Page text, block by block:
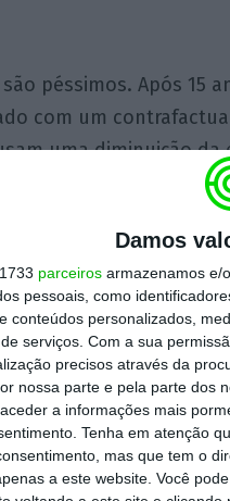
Damos
parceiros armazenamos e/
pessoais, como
conteúdos personalizados,
serviços. Com a sua
precisos através da
nossa parte e pela parte dos
a informações mais
Tenha em atenção
mas que tem o
a este website. Você
péssimos. Após 15
com um
uma diminuição
da dívida pública
institucional no
da
liberdade de imprensa,
também a longo
autores
a Noruega e a
parte da amostra
pelos autores,